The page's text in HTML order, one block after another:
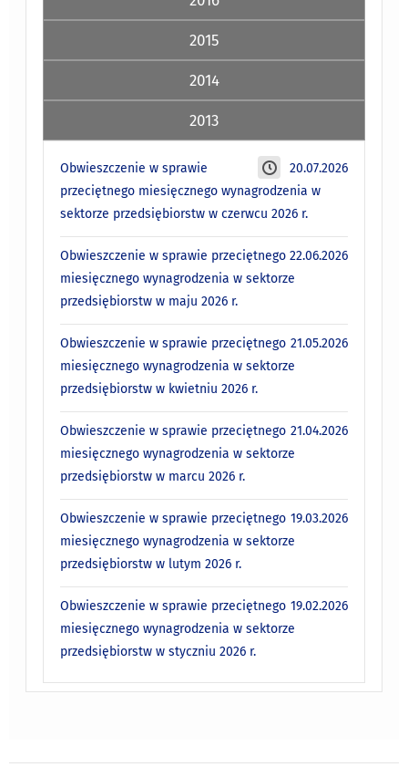
2015
2014
2013
20.07.2026
Obwieszczenie w sprawie
przeciętnego miesięcznego wynagrodzenia w
sektorze przedsiębiorstw w czerwcu 2026 r.
22.06.2026
Obwieszczenie w sprawie przeciętnego
miesięcznego wynagrodzenia w sektorze
przedsiębiorstw w maju 2026 r.
21.05.2026
Obwieszczenie w sprawie przeciętnego
miesięcznego wynagrodzenia w sektorze
przedsiębiorstw w kwietniu 2026 r.
21.04.2026
Obwieszczenie w sprawie przeciętnego
miesięcznego wynagrodzenia w sektorze
przedsiębiorstw w marcu 2026 r.
19.03.2026
Obwieszczenie w sprawie przeciętnego
miesięcznego wynagrodzenia w sektorze
przedsiębiorstw w lutym 2026 r.
19.02.2026
Obwieszczenie w sprawie przeciętnego
miesięcznego wynagrodzenia w sektorze
przedsiębiorstw w styczniu 2026 r.